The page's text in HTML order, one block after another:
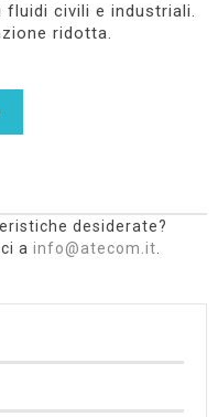
fluidi civili e industriali.
ridotta.
desiderate?
a info@atecom.it